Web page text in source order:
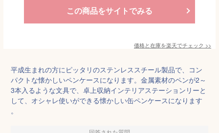
この商品をサイトでみる
価格と在庫を楽天でチェック >>
平成生まれの方にピッタリのステンレススチール製品で、コン
パクトな懐かしいペンケースになります。金属素材のペンが2～
3本入るような文具で、卓上収納インテリアステーションリーと
して、オシャレ使いができる懐かしい缶ペンケースになります
。